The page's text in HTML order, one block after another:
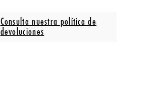
Consulta nuestra política de
devoluciones